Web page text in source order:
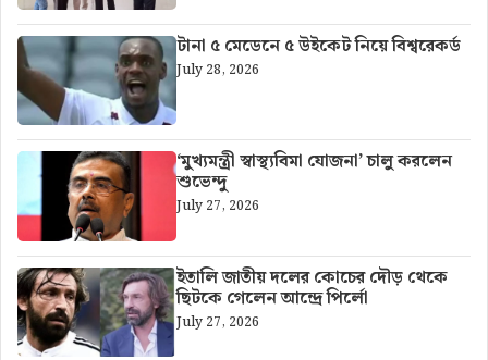
টানা ৫ মেডেনে ৫ উইকেট নিয়ে বিশ্বরেকর্ড
July 28, 2026
‘মুখ্যমন্ত্রী স্বাস্থ্যবিমা যোজনা’ চালু করলেন
শুভেন্দু
July 27, 2026
ইতালি জাতীয় দলের কোচের দৌড় থেকে
ছিটকে গেলেন আন্দ্রে পির্লো
July 27, 2026